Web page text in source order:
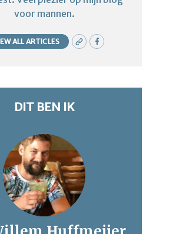
voor mannen.
ALL ARTICLES
DIT BEN IK